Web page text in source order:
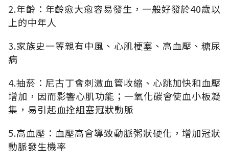
2.年齡：年齡愈大愈容易發生，一般好發於40歲以
上的中年人
3.家族史一等親有中風、心肌梗塞、高血壓、糖尿
病
4.抽菸：尼古丁會刺激血管收縮、心跳加快和血壓
增加，因而影響心肌功能；一氧化碳會使血小板凝
集，易引起血拴組塞冠狀動脈
5.高血壓：血壓高會導致動脈粥狀硬化，增加冠狀
動脈發生機率